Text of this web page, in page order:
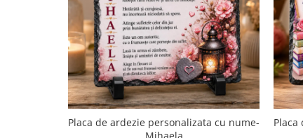
Placa de ardezie personalizata cu nume-